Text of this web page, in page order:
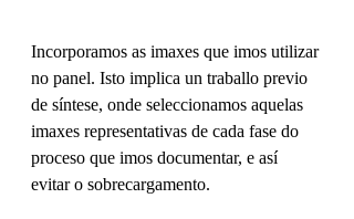
Incorporamos as imaxes que imos utilizar
no panel. Isto implica un traballo previo
de síntese, onde seleccionamos aquelas
imaxes representativas de cada fase do
proceso que imos documentar, e así
evitar o sobrecargamento.